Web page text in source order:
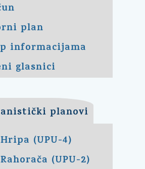
plan
informacijama
glasnici
planovi
(UPU-4)
(UPU-2)